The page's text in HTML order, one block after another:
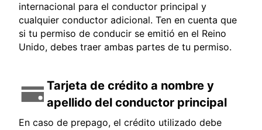
internacional para el conductor principal y
cualquier conductor adicional. Ten en cuenta que
si tu permiso de conducir se emitió en el Reino
Unido, debes traer ambas partes de tu permiso.
Tarjeta de crédito a nombre y
apellido del conductor principal
En caso de prepago, el crédito utilizado debe